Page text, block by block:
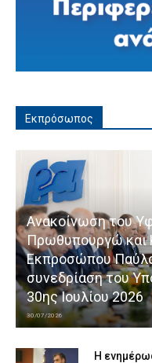
Εκπρόσωπος
Ανακοίνωση του
Πρωθυπουργώ και
Εκπροσώπου
συνεδρίαση του
30ης Ιουλίου 2026
30/07/2026
Η